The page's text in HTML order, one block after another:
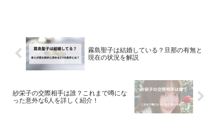
霧島聖子は結婚している？旦那の有無と
現在の状況を解説
紗栄子の交際相手は誰？これまで噂にな
った意外な6人を詳しく紹介！